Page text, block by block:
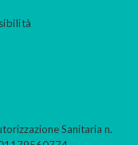
Sanitaria n.